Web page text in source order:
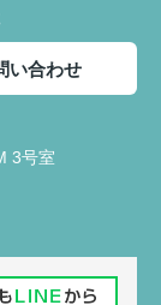
い合わせ
3号室